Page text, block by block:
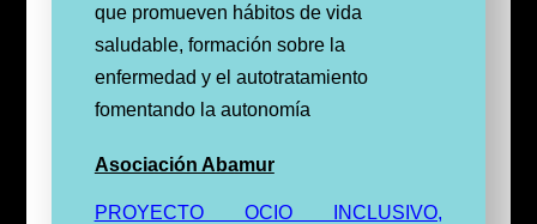
que promueven hábitos de vida
saludable, formación sobre la
enfermedad y el autotratamiento
fomentando la autonomía
Asociación Abamur
PROYECTO OCIO INCLUSIVO,